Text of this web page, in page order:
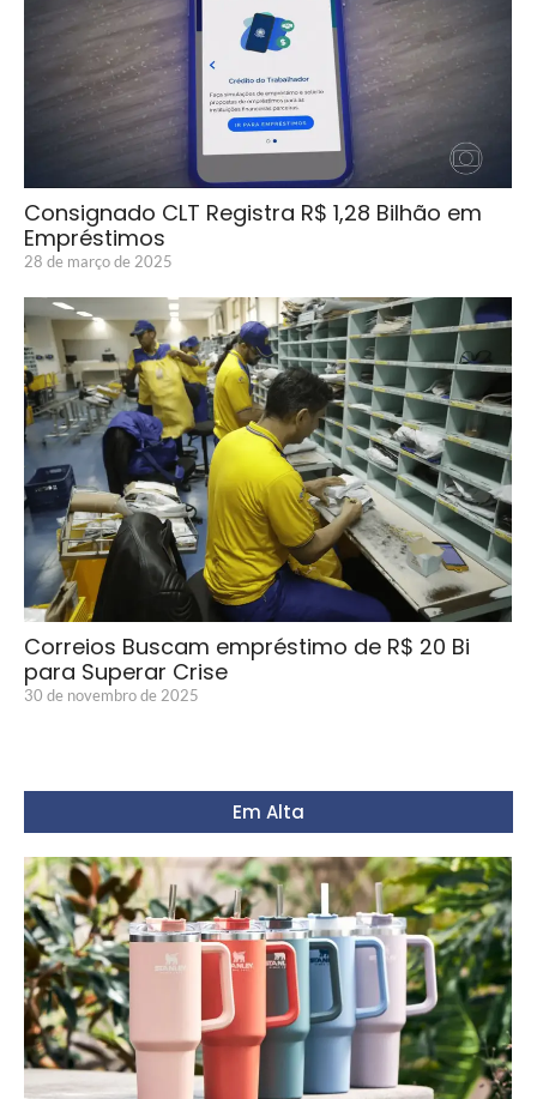
Consignado CLT Registra R$ 1,28 Bilhão em
Empréstimos
28 de março de 2025
Correios Buscam empréstimo de R$ 20 Bi
para Superar Crise
30 de novembro de 2025
Em Alta